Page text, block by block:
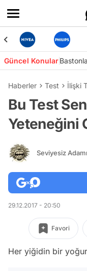
Güncel Konular
Haberler Test İlişki
Bu Test
Yeteneğini
Seviyesiz
29.12.2017 - 20:50
Favori
Her yiğidin bir